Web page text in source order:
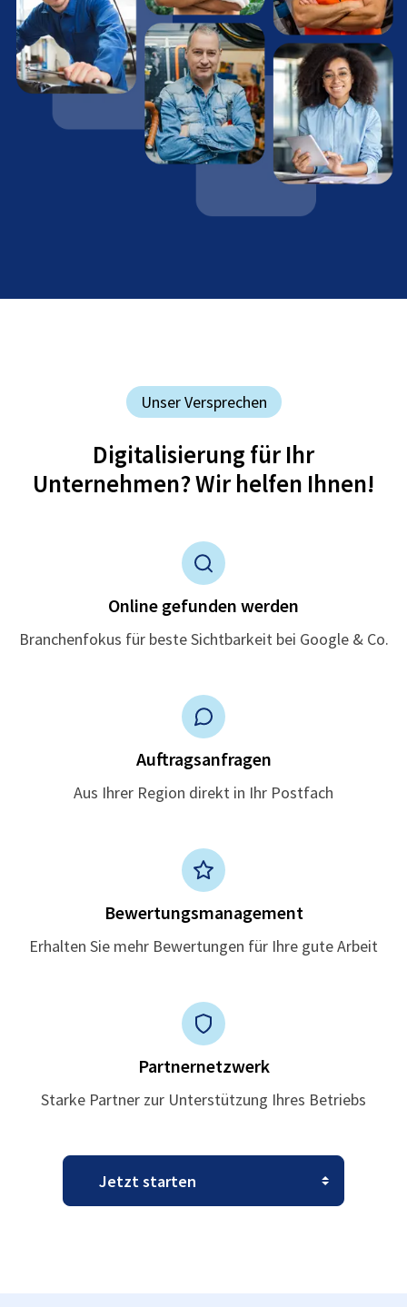
Unser Versprechen
Digitalisierung für Ihr
Unternehmen? Wir helfen Ihnen!
Online gefunden werden
Branchenfokus für beste Sichtbarkeit bei Google & Co.
Auftragsanfragen
Aus Ihrer Region direkt in Ihr Postfach
Bewertungsmanagement
Erhalten Sie mehr Bewertungen für Ihre gute Arbeit
Partnernetzwerk
Starke Partner zur Unterstützung Ihres Betriebs